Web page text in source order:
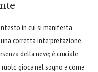
in cui si manifesta
corretta interpretazione.
della neve; è cruciale
gioca nel sogno e come